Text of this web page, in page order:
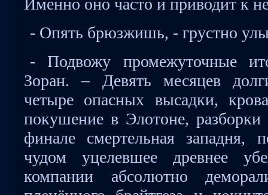
Именно оно часто и приводит к
- Опять брюзжишь, - грустно
- Подвожу промежуточные
Зоран. – Девять месяцев
четыре опасных высадки,
покушение в Элотоне,
финале смертельная западня,
чудом уцелевшее древнее
компании абсолютно